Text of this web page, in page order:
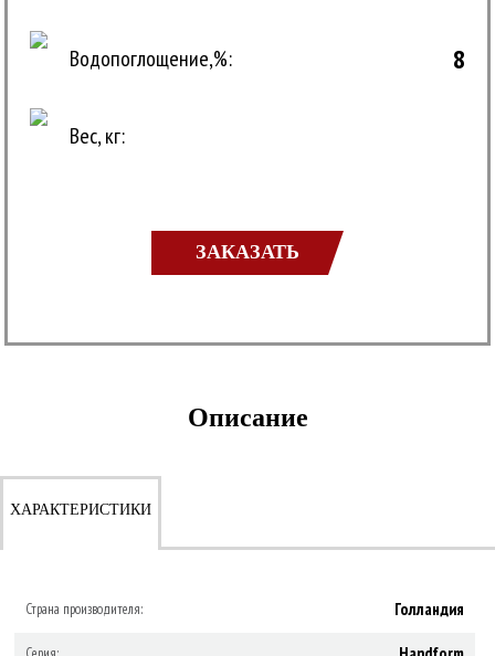
Водопоглощение,%: 8
Вес, кг:
ЗАКАЗАТЬ
Описание
ХАРАКТЕРИСТИКИ
Страна производителя: Голландия